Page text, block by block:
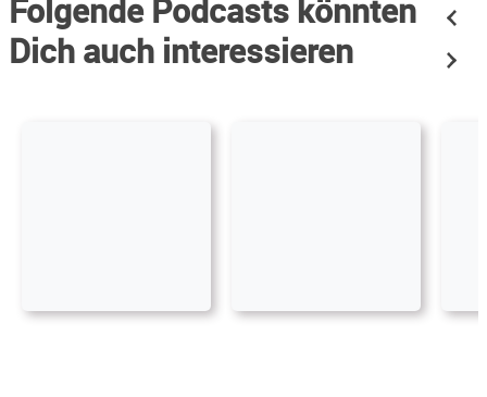
Folgende Podcasts könnten
Dich auch interessieren